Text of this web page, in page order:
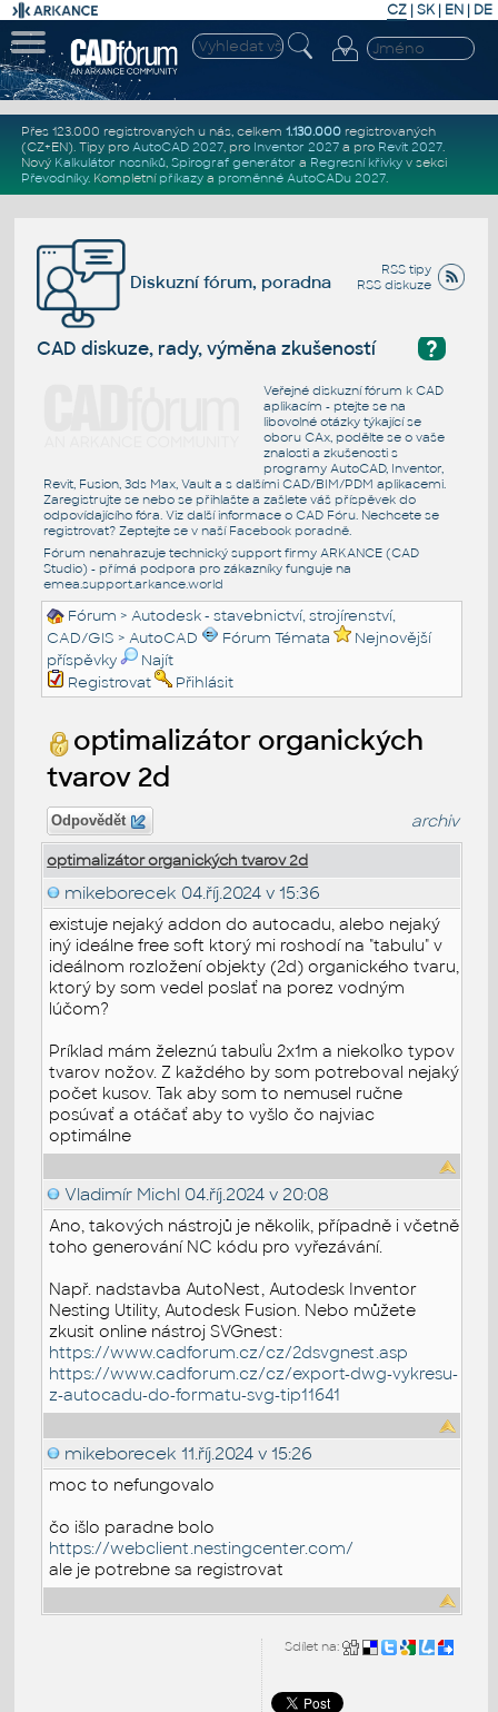
CZ | SK| EN | DE
Přes 123.000 registrovaných u nás, celkem 1.130.000registrovaných
(CZ+EN). Tipy pro AutoCAD 2027, pro Inventor 2027a pro Revit 2027.
Nový Kalkulátor nosníků, Spirograf generátor a Regresní křivkyv sekci
Převodníky. Kompletní příkazya proměnné AutoCADu 2027.
RSS tipy
RSS diskuze
Diskuzní fórum, poradna
?
CAD diskuze, rady, výměna zkušeností
Veřejné diskuzní fórum k CAD
aplikacím - ptejte se na
libovolné otázky týkající se
oboru CAx, podělte se o vaše
znalosti a zkušenosti s
programy AutoCAD, Inventor,
Revit, Fusion, 3ds Max, Vault a s dalšími CAD/BIM/PDM aplikacemi.
Zaregistrujte se nebo se přihlašte a zašlete váš příspěvek do
odpovídajícího fóra. Viz další informace o CAD Fóru. Nechcete se
registrovat? Zeptejte se v naší Facebook poradně.
Fórum nenahrazuje technický support firmy ARKANCE (CAD
Studio) - přímá podpora pro zákazníky funguje na
emea.support.arkance.world
Fórum >Autodesk - stavebnictví, strojírenství,
CAD/GIS >AutoCAD Fórum Témata
Nejnovější
příspěvky
Najít
Registrovat
Přihlásit
optimalizátor organických
tvarov 2d
Odpovědět archiv
optimalizátor organických tvarov 2d
mikeborecek 04.říj.2024 v 15:36
existuje nejaký addon do autocadu, alebo nejaký
iný ideálne free soft ktorý mi roshodí na "tabulu" v
ideálnom rozložení objekty (2d) organického tvaru,
ktorý by som vedel poslať na porez vodným
lúčom?
Príklad mám železnú tabuľu 2x1m a niekoľko typov
tvarov nožov. Z každého by som potreboval nejaký
počet kusov. Tak aby som to nemusel ručne
posúvať a otáčať aby to vyšlo čo najviac
optimálne
Vladimír Michl 04.říj.2024 v 20:08
Ano, takových nástrojů je několik, případně i včetně
toho generování NC kódu pro vyřezávání.
Např. nadstavba AutoNest, Autodesk Inventor
Nesting Utility, Autodesk Fusion. Nebo můžete
zkusit online nástroj SVGnest:
https://www.cadforum.cz/cz/2dsvgnest.asp
https://www.cadforum.cz/cz/export-dwg-vykresu-
z-autocadu-do-formatu-svg-tip11641
mikeborecek 11.říj.2024 v 15:26
moc to nefungovalo
čo išlo paradne bolo
https://webclient.nestingcenter.com/
ale je potrebne sa registrovat
Sdílet na: